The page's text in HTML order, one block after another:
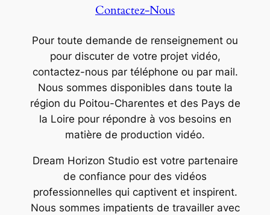
Contactez-Nous
Pour toute demande de renseignement ou
pour discuter de votre projet vidéo,
contactez-nous par téléphone ou par mail.
Nous sommes disponibles dans toute la
région du Poitou-Charentes et des Pays de
la Loire pour répondre à vos besoins en
matière de production vidéo.
Dream Horizon Studio est votre partenaire
de confiance pour des vidéos
professionnelles qui captivent et inspirent.
Nous sommes impatients de travailler avec